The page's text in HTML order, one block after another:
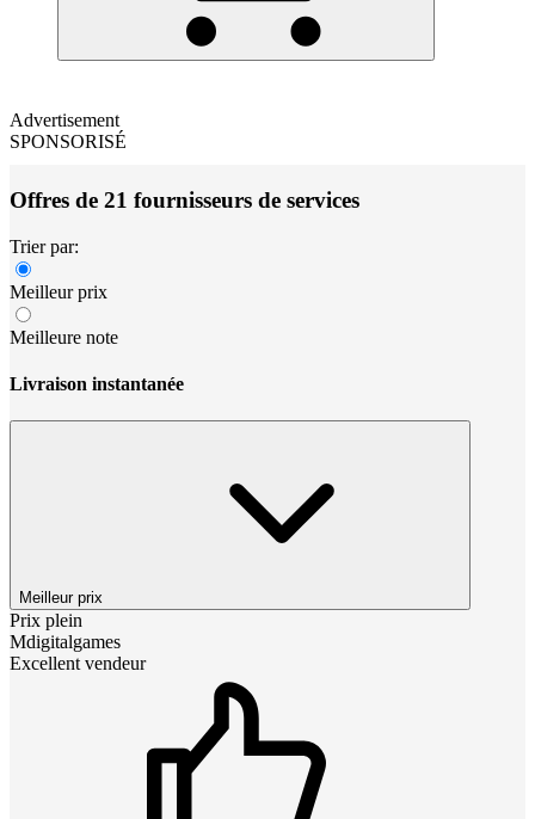
Advertisement
SPONSORISÉ
Offres de 21 fournisseurs de services
Trier par:
Meilleur prix
Meilleure note
Livraison instantanée
Meilleur prix
Prix plein
Mdigitalgames
Excellent vendeur